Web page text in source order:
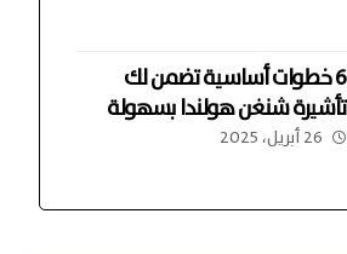
6 خطوات أساسية تضمن لك
تأشيرة شنغن هولندا بسهولة
26 أبريل، 2025